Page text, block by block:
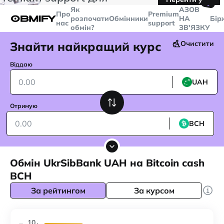
більше
Telegram
Про
нас
Як
розпочати
обмін?
ОбмінникиPremium
support
🤙
AЗОВ
НА
ЗВ'ЯЗКУ
Знайти найкращий курс Очистити
Віддаю
UAH
Отримую
BCH
Обмін UkrSibBank UAH на Bitcoin cash
BCH
За рейтингом За курсом